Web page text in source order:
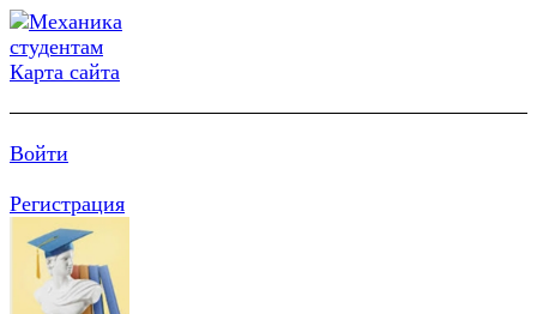
Карта сайта
Войти
Регистрация